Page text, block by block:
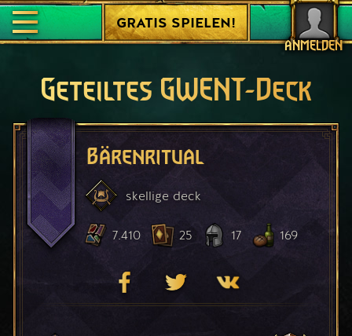
ANMELDEN
GRATIS SPIELEN!
Geteiltes GWENT-Deck
Bärenritual
skellige deck
7.410 25 17 169